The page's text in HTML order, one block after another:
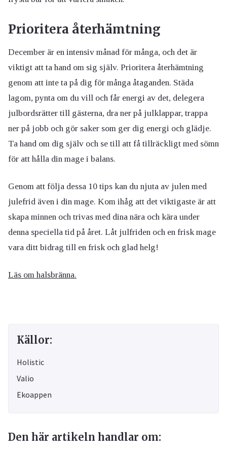
Prioritera återhämtning
December är en intensiv månad för många, och det är
viktigt att ta hand om sig själv. Prioritera återhämtning
genom att inte ta på dig för många åtaganden. Städa
lagom, pynta om du vill och får energi av det, delegera
julbordsrätter till gästerna, dra ner på julklappar, trappa
ner på jobb och gör saker som ger dig energi och glädje.
Ta hand om dig själv och se till att få tillräckligt med sömn
för att hålla din mage i balans.
Genom att följa dessa 10 tips kan du njuta av julen med
julefrid även i din mage. Kom ihåg att det viktigaste är att
skapa minnen och trivas med dina nära och kära under
denna speciella tid på året. Låt julfriden och en frisk mage
vara ditt bidrag till en frisk och glad helg!
Läs om halsbränna.
Källor:
Holistic
Valio
Ekoappen
Den här artikeln handlar om: